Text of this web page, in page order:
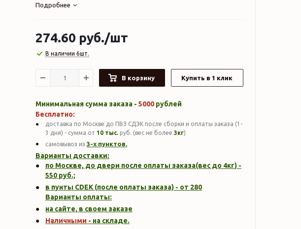
Подробнее
274.60 руб./шт
В наличии 6шт.
В корзину Купить в 1 клик
Минимальная сумма заказа - 5000 рублей
Бесплатно:
доставка по Москве до ПВЗ СДЭК после сборки и оплаты заказа (1-
3 дня) - сумма от 10 тыс. руб. (вес не более 3кг)
самовывоз из 3-х пунктов.
Варианты доставки:
по Москве, до двери после оплаты заказа(вес до 4кг) -
550 руб.;
в пунты CDEK (после оплаты заказа) - от 280
Варианты оплаты:
на сайте, в своем заказе
Наличными - на складе.